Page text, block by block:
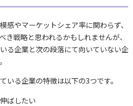
感やマーケットシェア率に関わらず、
き戦略と思われるかもしれませんが、
る企業と次の段落にて向いていない企
いる企業の特徴は以下の3つです。
ばしたい